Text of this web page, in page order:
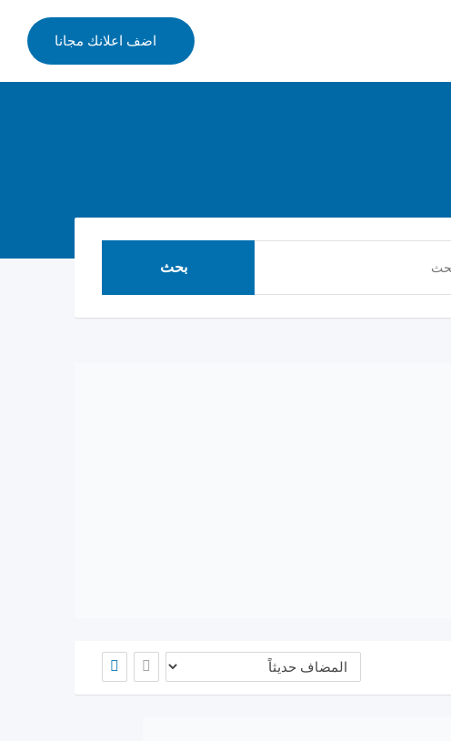
اضف اعلانك مجانا
بحث